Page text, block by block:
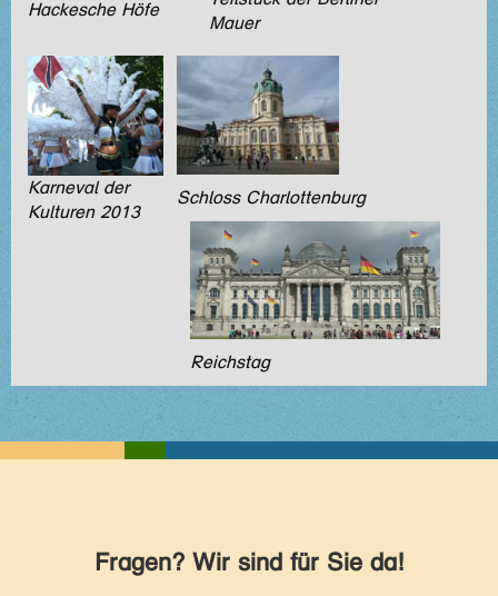
Hackesche Höfe
Mauer
Karneval der
Kulturen 2013
Schloss Charlottenburg
Reichstag